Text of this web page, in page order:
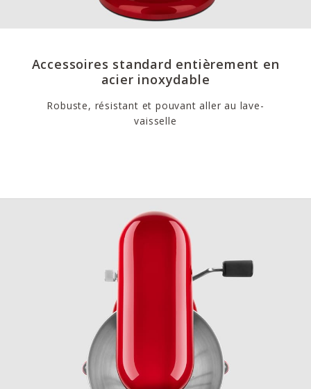
Accessoires standard entièrement en
acier inoxydable
Robuste, résistant et pouvant aller au lave-
vaisselle